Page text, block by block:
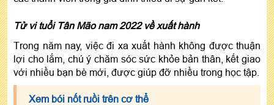
Tử vi tuổi Tân Mão nam 2022 về xuất hành
Trong năm nay, việc đi xa xuất hành không được thuận
lợi cho lắm, chú ý chăm sóc sức khỏe bản thân, kết giao
với nhiều bạn bè mới, được giúp đỡ nhiều trong học tập.
Xem bói nốt ruồi trên cơ thể